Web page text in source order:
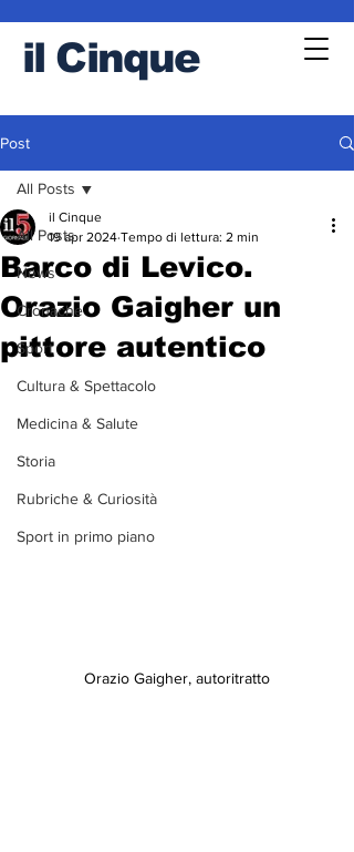
il Cinque
Post
All Posts
News
Cronache
Sport
Cultura & Spettacolo
Medicina & Salute
Storia
Rubriche & Curiosità
Sport in primo piano
All Posts
Barco di Levico.
Orazio Gaigher un
pittore autentico
il Cinque
19 apr 2024 Tempo di lettura: 2 min
Orazio Gaigher, autoritratto